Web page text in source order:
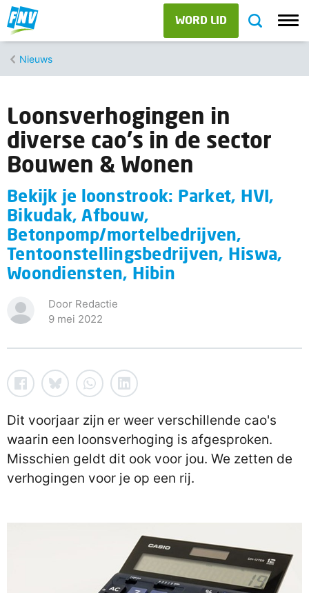
WORD LID
Nieuws
Loonsverhogingen in
diverse cao's in de sector
Bouwen & Wonen
Bekijk je loonstrook: Parket, HVI,
Bikudak, Afbouw,
Betonpomp/mortelbedrijven,
Tentoonstellingsbedrijven, Hiswa,
Woondiensten, Hibin
Door Redactie
9 mei 2022
Dit voorjaar zijn er weer verschillende cao's
waarin een loonsverhoging is afgesproken.
Misschien geldt dit ook voor jou. We zetten de
verhogingen voor je op een rij.